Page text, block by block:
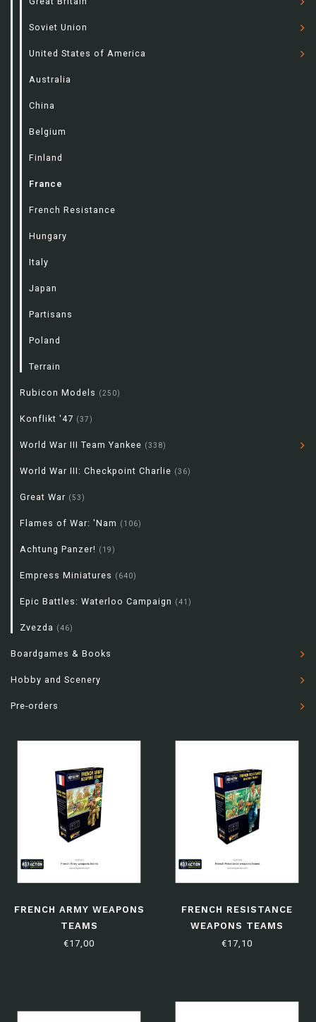
Soviet Union
United States of America
Australia
China
Belgium
Finland
France
French Resistance
Hungary
Italy
Japan
Partisans
Poland
Terrain
Rubicon Models (250)
Konflikt '47 (37)
World War III Team Yankee (338)
World War III: Checkpoint Charlie (36)
Great War (53)
Flames of War: 'Nam (106)
Achtung Panzer! (19)
Empress Miniatures (640)
Epic Battles: Waterloo Campaign (41)
Zvezda (46)
Boardgames & Books
Hobby and Scenery
Pre-orders
FRENCH ARMY WEAPONS
TEAMS
€17,00
FRENCH RESISTANCE
WEAPONS TEAMS
€17,10